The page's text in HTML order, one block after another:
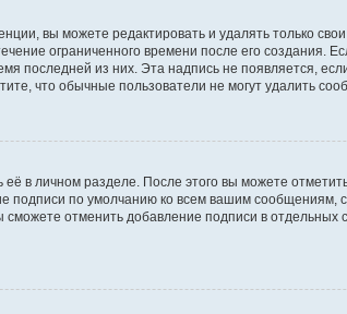
вы можете редактировать и удалять только
ограниченного времени после его создания.
последней из них. Эта надпись не появляется,
что обычные пользователи не могут удалить
в личном разделе. После этого вы можете
подписи по умолчанию ко всем вашим
отменить добавление подписи в